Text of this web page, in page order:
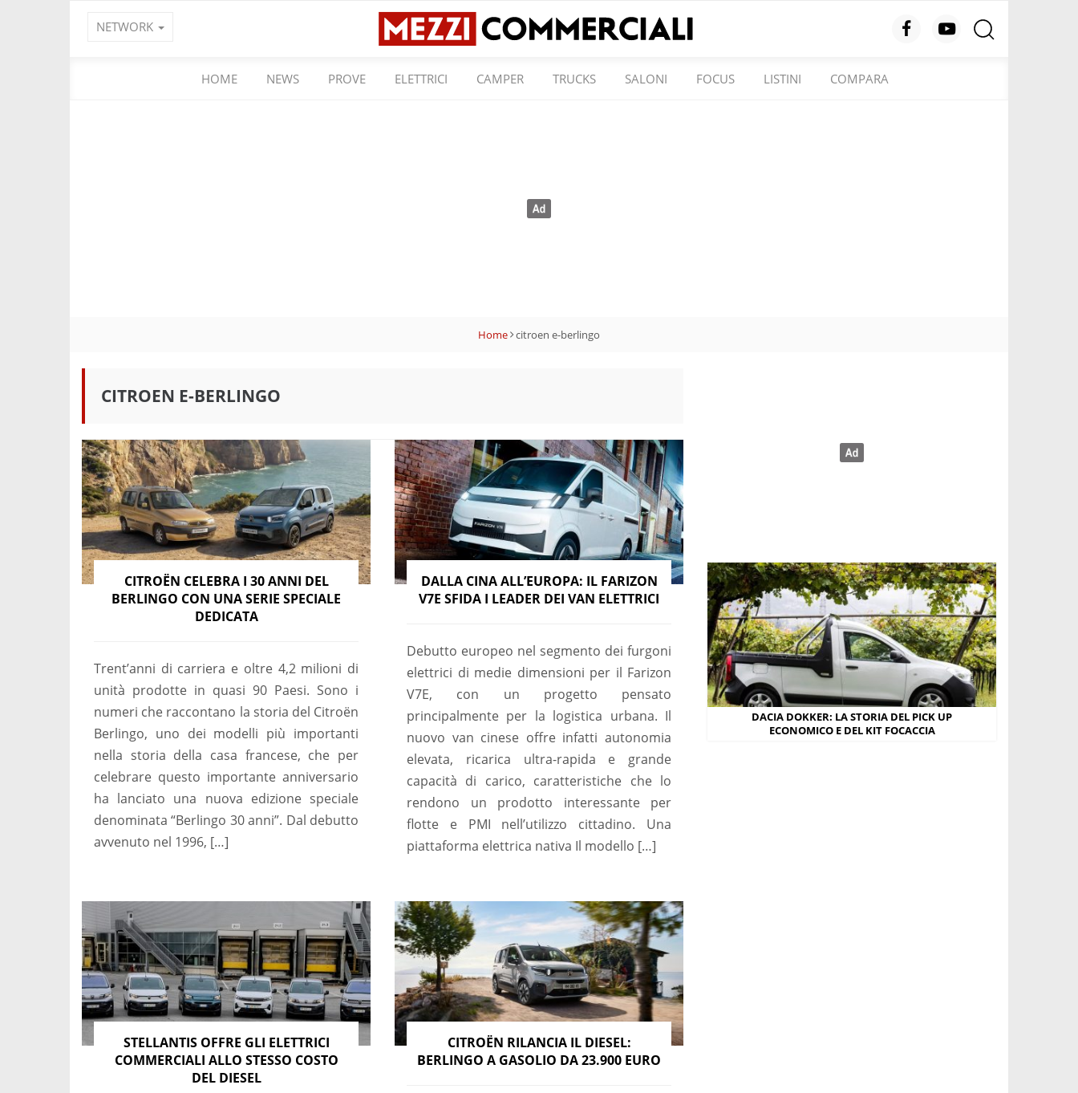
NETWORK
HOME NEWS PROVE ELETTRICI CAMPER TRUCKS SALONI FOCUS LISTINI COMPARA
Home citroen e-berlingo
CITROEN E-BERLINGO
CITROËN CELEBRA I 30 ANNI DEL
BERLINGO CON UNA SERIE SPECIALE
DEDICATA
Trent’anni di carriera e oltre 4,2 milioni di
unità prodotte in quasi 90 Paesi. Sono i
numeri che raccontano la storia del Citroën
Berlingo, uno dei modelli più importanti
nella storia della casa francese, che per
celebrare questo importante anniversario
ha lanciato una nuova edizione speciale
denominata “Berlingo 30 anni”. Dal debutto
avvenuto nel 1996, […]
DALLA CINA ALL’EUROPA: IL FARIZON
V7E SFIDA I LEADER DEI VAN ELETTRICI
Debutto europeo nel segmento dei furgoni
elettrici di medie dimensioni per il Farizon
V7E, con un progetto pensato
principalmente per la logistica urbana. Il
nuovo van cinese offre infatti autonomia
elevata, ricarica ultra-rapida e grande
capacità di carico, caratteristiche che lo
rendono un prodotto interessante per
flotte e PMI nell’utilizzo cittadino. Una
piattaforma elettrica nativa Il modello […]
STELLANTIS OFFRE GLI ELETTRICI
COMMERCIALI ALLO STESSO COSTO
DEL DIESEL
CITROËN RILANCIA IL DIESEL:
BERLINGO A GASOLIO DA 23.900 EURO
DACIA DOKKER: LA STORIA DEL PICK UP
ECONOMICO E DEL KIT FOCACCIA